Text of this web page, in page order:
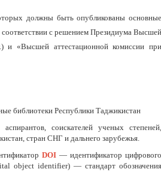
должны быть опубликованы основные
соответствии с решением Президиума Высшей
и «Высшей аттестационной комиссии при
библиотеки Республики Таджикистан
соискателей ученых степеней,
стран СНГ и дальнего зарубежья.
DOI — идентификатор цифрового
object identifier) — стандарт обозначения